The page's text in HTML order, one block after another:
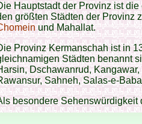
Hauptstadt der Provinz ist
größten Städten der Provinz
und Mahallat.
Provinz Kermanschah ist in
Städten benannt
Dschawanrud, Kangawar,
Sahneh, Salas-e-
besondere